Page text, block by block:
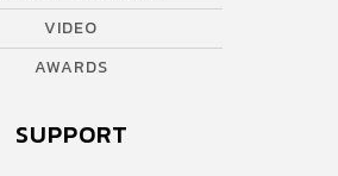
VIDEO
AWARDS
SUPPORT